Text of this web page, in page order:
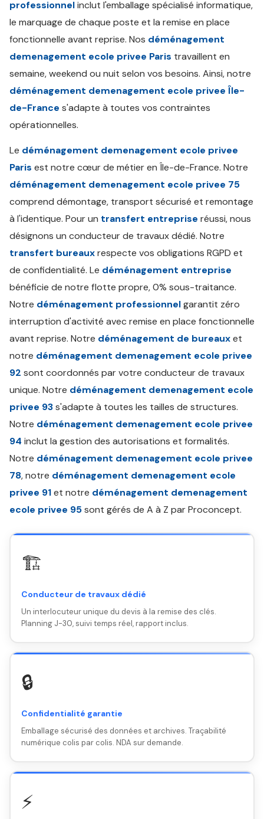
professionnelinclut l'emballage spécialisé informatique,
le marquage de chaque poste et la remise en place
fonctionnelle avant reprise. Nos déménagement
demenagement ecole privee Paris travaillent en
semaine, weekend ou nuit selon vos besoins. Ainsi, notre
déménagement demenagement ecole privee Île-
de-France s'adapte à toutes vos contraintes
opérationnelles.
Le déménagement demenagement ecole privee
Paris est notre cœur de métier en Île-de-France. Notre
déménagement demenagement ecole privee 75
comprend démontage, transport sécurisé et remontage
à l'identique. Pour un transfert entreprise réussi, nous
désignons un conducteur de travaux dédié. Notre
transfert bureauxrespecte vos obligations RGPD et
de confidentialité. Le déménagement entreprise
bénéficie de notre flotte propre, 0% sous-traitance.
Notre déménagement professionnelgarantit zéro
interruption d'activité avec remise en place fonctionnelle
avant reprise. Notre déménagement de bureauxet
notre déménagement demenagement ecole privee
92 sont coordonnés par votre conducteur de travaux
unique. Notre déménagement demenagement ecole
privee 93s'adapte à toutes les tailles de structures.
Notre déménagement demenagement ecole privee
94 inclut la gestion des autorisations et formalités.
Notre déménagement demenagement ecole privee
78, notre déménagement demenagement ecole
privee 91et notre déménagement demenagement
ecole privee 95sont gérés de A à Z par Proconcept.
🏗️
Conducteur de travaux dédié
Un interlocuteur unique du devis à la remise des clés.
Planning J-30, suivi temps réel, rapport inclus.
🔒
Confidentialité garantie
Emballage sécurisé des données et archives. Traçabilité
numérique colis par colis. NDA sur demande.
⚡